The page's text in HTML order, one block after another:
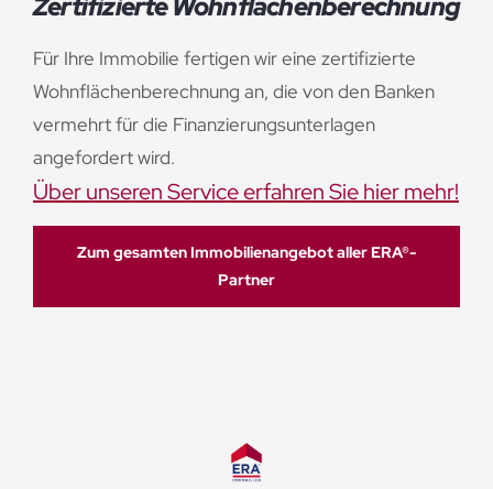
Zertifizierte Wohnflächenberechnung
Für Ihre Immobilie fertigen wir eine zertifizierte
Wohnflächenberechnung an, die von den Banken
vermehrt für die Finanzierungsunterlagen
angefordert wird.
Über unseren Service erfahren Sie hier mehr!
Zum gesamten Immobilienangebot aller ERA®-
Partner